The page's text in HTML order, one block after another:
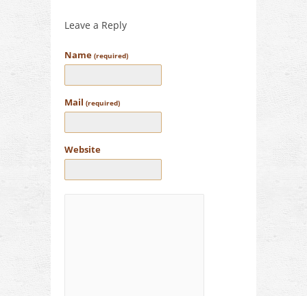
Leave a Reply
Name (required)
Mail (required)
Website